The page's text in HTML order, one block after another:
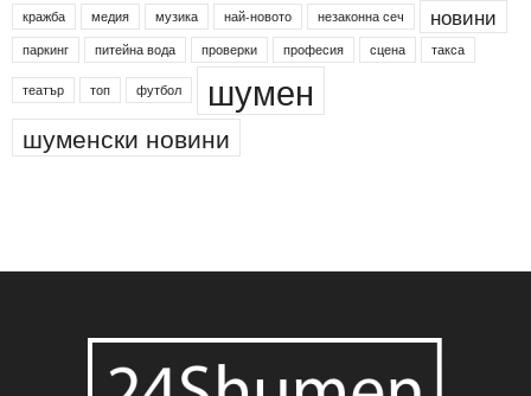
кражба медия музика най-новото незаконна сеч новини
паркинг питейна вода проверки професия сцена такса
театър топ футбол шумен
шуменски новини